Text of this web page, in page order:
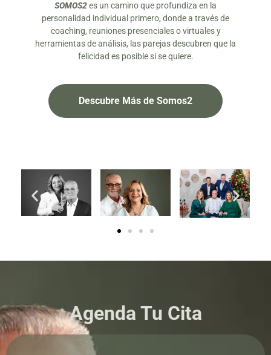
SOMOS2es un camino que profundiza en la
personalidad individual primero, donde a través de
coaching, reuniones presenciales o virtuales y
herramientas de análisis, las parejas descubren que la
felicidad es posible si se quiere.
Descubre Más de Somos2
Agenda Tu Cita